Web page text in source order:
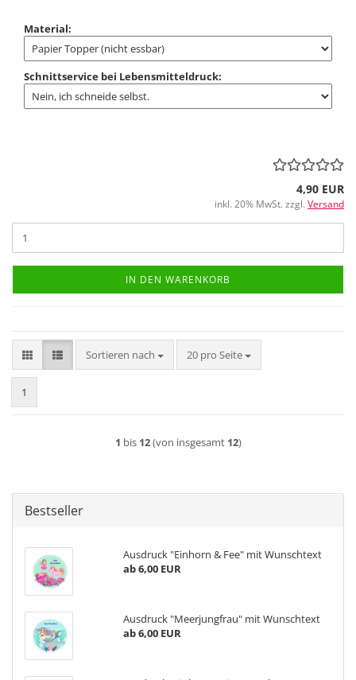
Material:
Schnittservice bei Lebensmitteldruck:
4,90 EUR
inkl. 20% MwSt. zzgl. Versand
IN DEN WARENKORB
Sortieren nach
Sortieren nach 20 pro Seite
pro Seite
1
1 bis 12(von insgesamt 12)
Bestseller
Ausdruck "Einhorn & Fee" mit Wunschtext
ab 6,00 EUR
Ausdruck "Meerjungfrau" mit Wunschtext
ab 6,00 EUR